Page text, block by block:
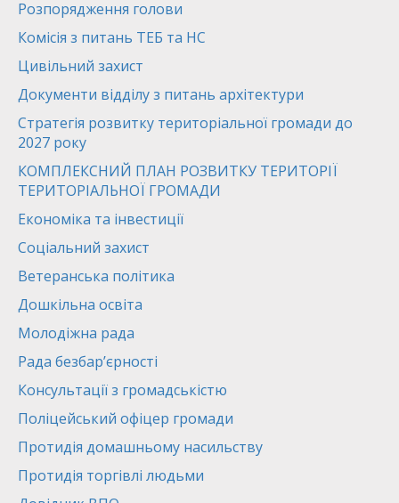
Розпорядження голови
Комісія з питань ТЕБ та НС
Цивільний захист
Документи відділу з питань архітектури
Стратегія розвитку територіальної громади до
2027 року
КОМПЛЕКСНИЙ ПЛАН РОЗВИТКУ ТЕРИТОРІЇ
ТЕРИТОРІАЛЬНОЇ ГРОМАДИ
Економіка та інвестиції
Соціальний захист
Ветеранська політика
Дошкільна освіта
Молодіжна рада
Рада безбар’єрності
Консультації з громадськістю
Поліцейський офіцер громади
Протидія домашньому насильству
Протидія торгівлі людьми